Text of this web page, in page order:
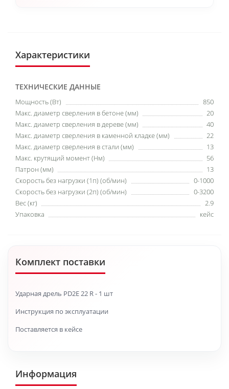
Характеристики
ТЕХНИЧЕСКИЕ ДАННЫЕ
Мощность (Вт)
850
Макс. диаметр сверления в бетоне (мм)
20
Макс. диаметр сверления в дереве (мм)
40
Макс. диаметр сверления в каменной кладке (мм)
22
Макс. диаметр сверления в стали (мм)
13
Макс. крутящий момент (Нм)
56
Патрон (мм)
13
Скорость без нагрузки (1п) (об/мин)
0-1000
Скорость без нагрузки (2п) (об/мин)
0-3200
Вес (кг)
2.9
Упаковка
кейс
Комплект поставки
Ударная дрель PD2E 22 R - 1 шт
Инструкция по эксплуатации
Поставляется в кейсе
Информация